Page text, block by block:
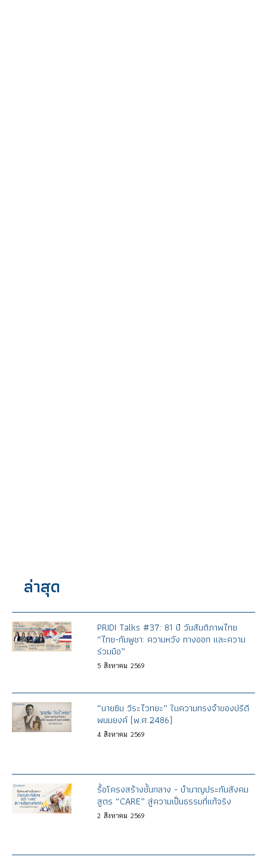
ล่าสุด
PRIDI Talks #37: 81 ปี วันสันติภาพไทย
“ไทย-กัมพูชา: ความหวัง ทางออก และความ
ร่วมมือ”
5 สิงหาคม 2569
“นายซิม วีระไวทยะ” ในความทรงจำของปรีดี
พนมยงค์ (พ.ศ.2486)
4 สิงหาคม 2569
รื้อโครงสร้างชั้นกลาง - บำนาญประกันสังคม
สูตร “CARE” สู่ความเป็นธรรมที่แท้จริง
2 สิงหาคม 2569